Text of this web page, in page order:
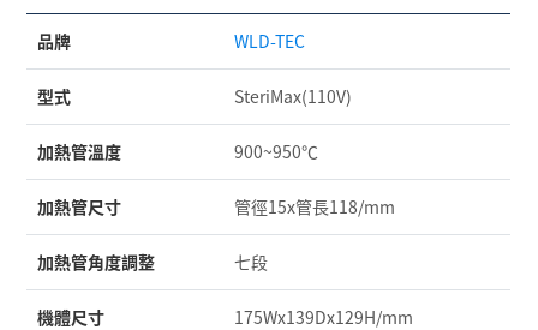
品牌 WLD-TEC
型式 SteriMax(110V)
加熱管溫度 900~950℃
加熱管尺寸 管徑15x管長118/mm
加熱管角度調整 七段
機體尺寸 175Wx139Dx129H/mm